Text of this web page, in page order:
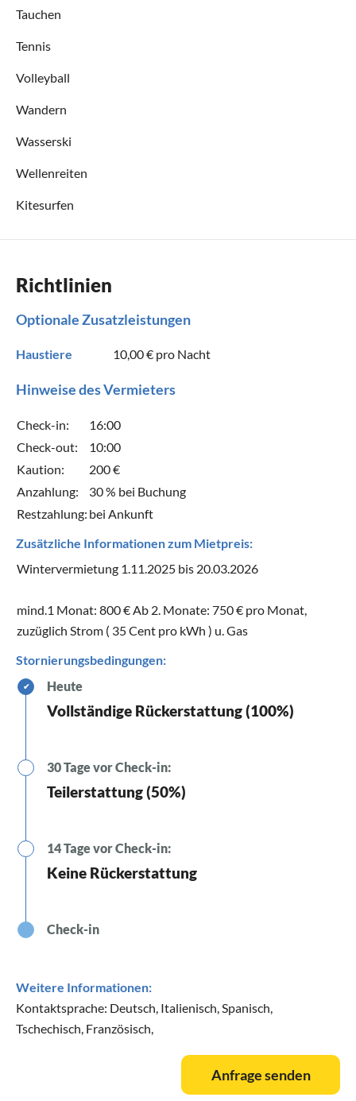
Tauchen
Tennis
Volleyball
Wandern
Wasserski
Wellenreiten
Kitesurfen
Richtlinien
Optionale Zusatzleistungen
Haustiere 10,00 € pro Nacht
Hinweise des Vermieters
Check-in:
16:00
Check-out:
10:00
Kaution:
200 €
Anzahlung:
30 % bei Buchung
Restzahlung: bei Ankunft
Zusätzliche Informationen zum Mietpreis:
Wintervermietung 1.11.2025 bis 20.03.2026
mind.1 Monat: 800 € Ab 2. Monate: 750 € pro Monat,
zuzüglich Strom ( 35 Cent pro kWh ) u. Gas
Stornierungsbedingungen:
✔ Heute
Vollständige Rückerstattung (100%)
30 Tage vor Check-in:
Teilerstattung (50%)
14 Tage vor Check-in:
Keine Rückerstattung
Check-in
Weitere Informationen:
Kontaktsprache: Deutsch, Italienisch, Spanisch,
Tschechisch, Französisch,
Anfrage senden